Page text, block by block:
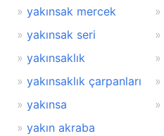
yakınsak mercek
yakınsak seri
yakınsaklık
yakınsaklık çarpanları
yakınsa
yakın akraba